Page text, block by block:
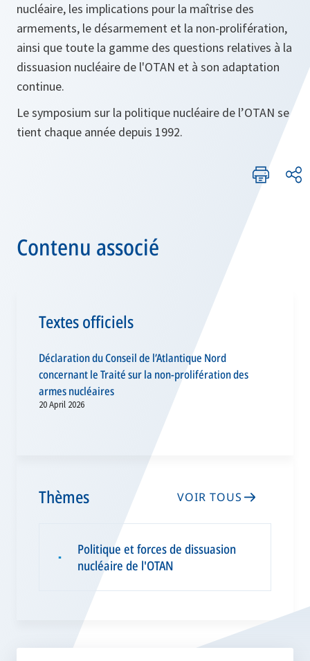
nucléaire, les implications pour la maîtrise des
armements, le désarmement et la non-prolifération,
ainsi que toute la gamme des questions relatives à la
dissuasion nucléaire de l'OTAN et à son adaptation
continue.
Le symposium sur la politique nucléaire de l’OTAN se
tient chaque année depuis 1992.
Contenu associé
Textes officiels
Déclaration du Conseil de l’Atlantique Nord
concernant le Traité sur la non-prolifération des
armes nucléaires
20 April 2026
Thèmes VOIR TOUS
▪
Politique et forces de dissuasion
nucléaire de l'OTAN